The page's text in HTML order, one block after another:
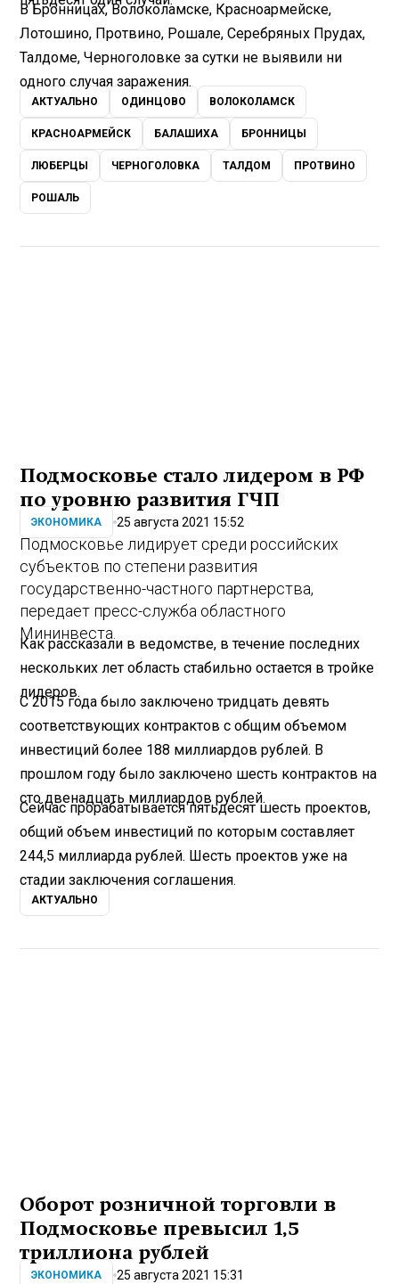
В Бронницах, Волоколамске, Красноармейске,
Лотошино, Протвино, Рошале, Серебряных Прудах,
Талдоме, Черноголовке за сутки не выявили ни
одного случая заражения.
АКТУАЛЬНО ОДИНЦОВО ВОЛОКОЛАМСК
КРАСНОАРМЕЙСК БАЛАШИХА БРОННИЦЫ
ЛЮБЕРЦЫ ЧЕРНОГОЛОВКА ТАЛДОМ ПРОТВИНО
РОШАЛЬ
Подмосковье стало лидером в РФ
по уровню развития ГЧП
ЭКОНОМИКА 25 августа 2021 15:52
Подмосковье лидирует среди российских
субъектов по степени развития
государственно-частного партнерства,
передает пресс-служба областного
Мининвеста.
Как рассказали в ведомстве, в течение последних
нескольких лет область стабильно остается в тройке
лидеров.
С 2015 года было заключено тридцать девять
соответствующих контрактов с общим объемом
инвестиций более 188 миллиардов рублей. В
прошлом году было заключено шесть контрактов на
сто двенадцать миллиардов рублей.
Сейчас прорабатывается пятьдесят шесть проектов,
общий объем инвестиций по которым составляет
244,5 миллиарда рублей. Шесть проектов уже на
стадии заключения соглашения.
АКТУАЛЬНО
Оборот розничной торговли в
Подмосковье превысил 1,5
триллиона рублей
ЭКОНОМИКА 25 августа 2021 15:31